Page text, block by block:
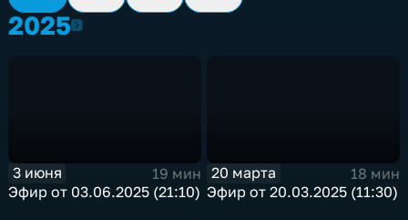
20252025
3 июня
19 мин
Эфир от 03.06.2025 (21:10)
20 марта
18 мин
Эфир от 20.03.2025 (11:30)